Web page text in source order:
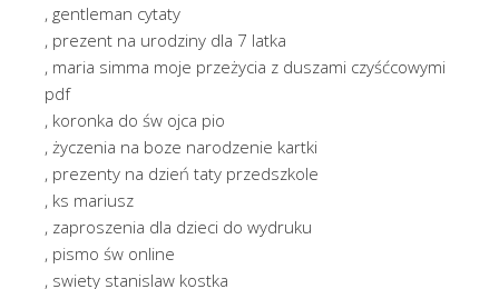
, gentleman cytaty
, prezent na urodziny dla 7 latka
, maria simma moje przeżycia z duszami czyśćcowymi
pdf
, koronka do św ojca pio
, życzenia na boze narodzenie kartki
, prezenty na dzień taty przedszkole
, ks mariusz
, zaproszenia dla dzieci do wydruku
, pismo św online
, swiety stanislaw kostka